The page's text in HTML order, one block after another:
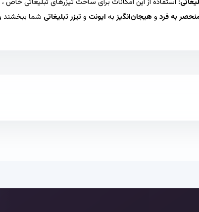
به فرد و هیجان‌انگیزبه ایونت‌ و تیزر تبلیغاتی شما ببخشند و